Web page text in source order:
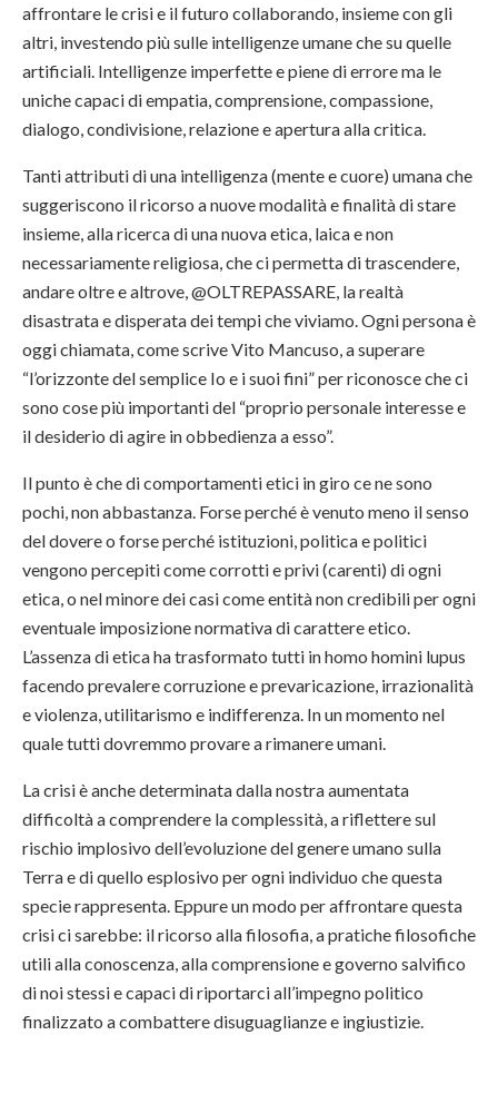
affrontare le crisi e il futuro collaborando, insieme con gli
altri, investendo più sulle intelligenze umane che su quelle
artificiali. Intelligenze imperfette e piene di errore ma le
uniche capaci di empatia, comprensione, compassione,
dialogo, condivisione, relazione e apertura alla critica.
Tanti attributi di una intelligenza (mente e cuore) umana che
suggeriscono il ricorso a nuove modalità e finalità di stare
insieme, alla ricerca di una nuova etica, laica e non
necessariamente religiosa, che ci permetta di trascendere,
andare oltre e altrove, @OLTREPASSARE, la realtà
disastrata e disperata dei tempi che viviamo. Ogni persona è
oggi chiamata, come scrive Vito Mancuso, a superare
“l’orizzonte del semplice Io e i suoi fini” per riconosce che ci
sono cose più importanti del “proprio personale interesse e
il desiderio di agire in obbedienza a esso”.
Il punto è che di comportamenti etici in giro ce ne sono
pochi, non abbastanza. Forse perché è venuto meno il senso
del dovere o forse perché istituzioni, politica e politici
vengono percepiti come corrotti e privi (carenti) di ogni
etica, o nel minore dei casi come entità non credibili per ogni
eventuale imposizione normativa di carattere etico.
L’assenza di etica ha trasformato tutti in homo homini lupus
facendo prevalere corruzione e prevaricazione, irrazionalità
e violenza, utilitarismo e indifferenza. In un momento nel
quale tutti dovremmo provare a rimanere umani.
La crisi è anche determinata dalla nostra aumentata
difficoltà a comprendere la complessità, a riflettere sul
rischio implosivo dell’evoluzione del genere umano sulla
Terra e di quello esplosivo per ogni individuo che questa
specie rappresenta. Eppure un modo per affrontare questa
crisi ci sarebbe: il ricorso alla filosofia, a pratiche filosofiche
utili alla conoscenza, alla comprensione e governo salvifico
di noi stessi e capaci di riportarci all’impegno politico
finalizzato a combattere disuguaglianze e ingiustizie.